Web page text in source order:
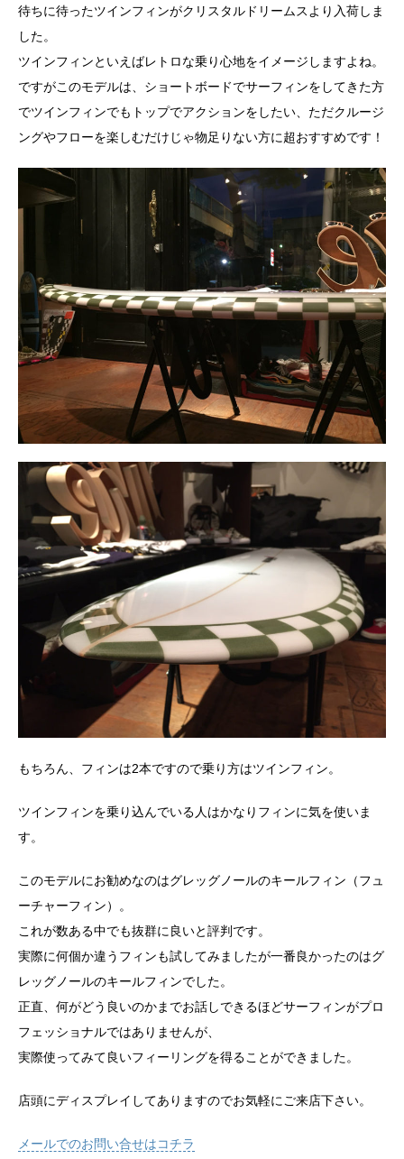
待ちに待ったツインフィンがクリスタルドリームスより入荷しま
した。
ツインフィンといえばレトロな乗り心地をイメージしますよね。
ですがこのモデルは、ショートボードでサーフィンをしてきた方
でツインフィンでもトップでアクションをしたい、ただクルージ
ングやフローを楽しむだけじゃ物足りない方に超おすすめです！
もちろん、フィンは2本ですので乗り方はツインフィン。
ツインフィンを乗り込んでいる人はかなりフィンに気を使いま
す。
このモデルにお勧めなのはグレッグノールのキールフィン（フュ
ーチャーフィン）。
これが数ある中でも抜群に良いと評判です。
実際に何個か違うフィンも試してみましたが一番良かったのはグ
レッグノールのキールフィンでした。
正直、何がどう良いのかまでお話しできるほどサーフィンがプロ
フェッショナルではありませんが、
実際使ってみて良いフィーリングを得ることができました。
店頭にディスプレイしてありますのでお気軽にご来店下さい。
メールでのお問い合せはコチラ